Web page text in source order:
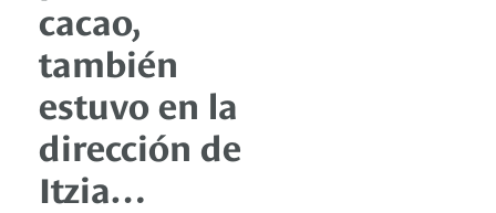
cacao,
también
estuvo en la
dirección de
Itzia…